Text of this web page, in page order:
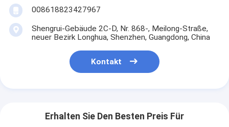
008618823427967
Shengrui-Gebäude 2C-D, Nr. 868-, Meilong-Straße,
neuer Bezirk Longhua, Shenzhen, Guangdong, China
Kontakt
Erhalten Sie Den Besten Preis Für